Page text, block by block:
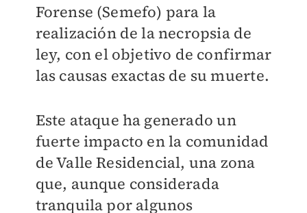
Forense (Semefo) para la
realización de la necropsia de
ley, con el objetivo de confirmar
las causas exactas de su muerte.
Este ataque ha generado un
fuerte impacto en la comunidad
de Valle Residencial, una zona
que, aunque considerada
tranquila por algunos